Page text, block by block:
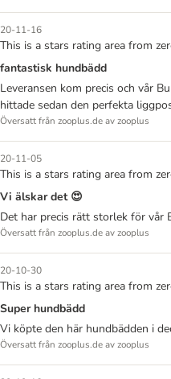
20-11-16
This is a stars rating area from
fantastisk hundbädd
Leveransen kom precis och vår
hittade sedan den perfekta
Översatt från zooplus.de av zooplus
20-11-05
This is a stars rating area from
Vi älskar det 😍
Det har precis rätt storlek för vår
Översatt från zooplus.de av zooplus
20-10-30
This is a stars rating area from
Super hundbädd
Vi köpte den här hundbädden i
Översatt från zooplus.de av zooplus